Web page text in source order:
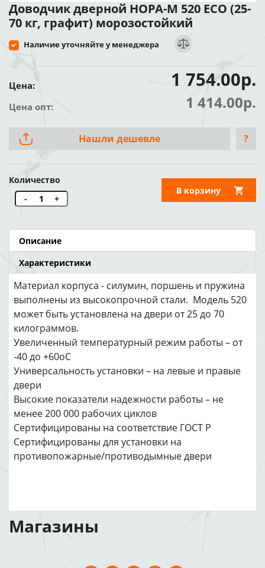
Доводчик дверной НОРА-М 520 ЕСО (25-
70 кг, графит) морозостойкий
Наличие уточняйте у менеджера
Цена: 1 754.00р.
Цена опт: 1 414.00р.
Нашли дешевле ?
Количество
-
+
В корзину
Описание
Характеристики
Материал корпуса - силумин, поршень и пружина
выполнены из высокопрочной стали. Модель 520
может быть установлена на двери от 25 до 70
килограммов.
Увеличенный температурный режим работы – от
-40 до +60оС
Универсальность установки – на левые и правые
двери
Высокие показатели надежности работы – не
менее 200 000 рабочих циклов
Сертифицированы на соответствие ГОСТ Р
Сертифицированы для установки на
противопожарные/противодымные двери
Магазины